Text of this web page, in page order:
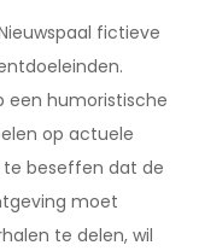
fictieve
een humoristische
op actuele
te beseffen dat de
moet
te delen, wil